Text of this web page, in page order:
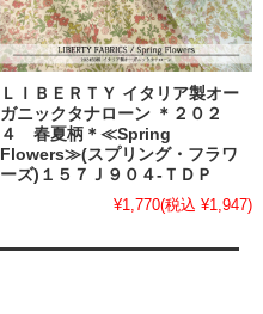
ＬＩＢＥＲＴＹ イタリア製オー
ガニックタナローン ＊２０２
４ 春夏柄＊≪Spring
Flowers≫(スプリング・フラワ
ーズ)１５７Ｊ９０４-ＴＤＰ
¥1,770(税込 ¥1,947)